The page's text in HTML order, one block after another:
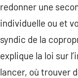
redonner une
individuelle ou et
syndic de la
explique la loi sur
lancer, où trouver